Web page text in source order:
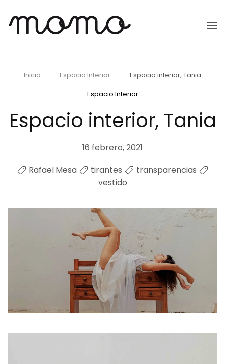
Ir
Inicio Espacio Interior
Espacio interior, Tania
Espacio Interior
Espacio interior, Tania
16 febrero, 2021
Rafael Mesa
tirantes
transparencias
vestido